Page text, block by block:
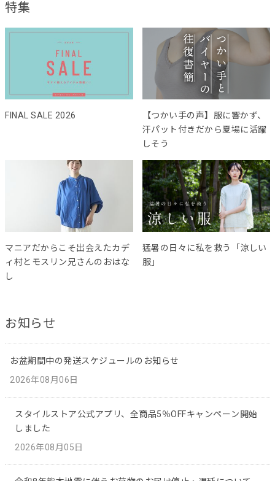
特集
FINAL SALE 2026
【つかい手の声】服に響かず、
汗パット付きだから夏場に活躍
しそう
マニアだからこそ出会えたカデ
ィ村とモスリン兄さんのおはな
し
猛暑の日々に私を救う「涼しい
服」
お知らせ
お盆期間中の発送スケジュールのお知らせ
2026年08月06日
スタイルストア公式アプリ、全商品5％OFFキャンペーン開始
しました
2026年08月05日